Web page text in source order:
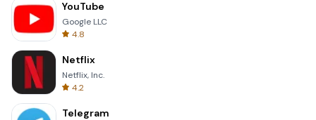
YouTube
Google LLC
4.8
Netflix
Netflix, Inc.
4.2
Telegram